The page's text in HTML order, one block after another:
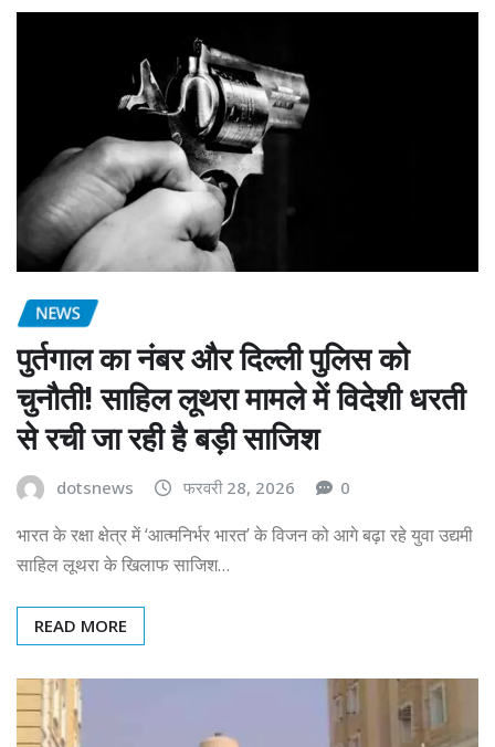
NEWS
पुर्तगाल का नंबर और दिल्ली पुलिस को
चुनौती! साहिल लूथरा मामले में विदेशी धरती
से रची जा रही है बड़ी साजिश
dotsnews फरवरी 28, 2026 0
भारत के रक्षा क्षेत्र में ‘आत्मनिर्भर भारत’ के विजन को आगे बढ़ा रहे युवा उद्यमी
साहिल लूथरा के खिलाफ साजिश…
READ MORE